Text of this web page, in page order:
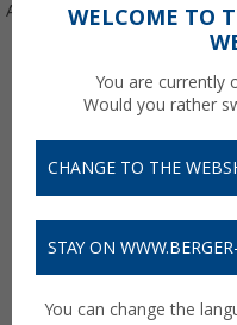
Artikelnr: 429991WELCOME TO
You are currently
Would you rather
CHANGE TO THE
STAY ON
You can change the